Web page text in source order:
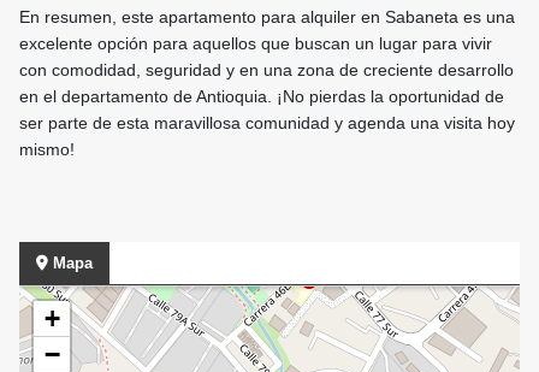
En resumen, este apartamento para alquiler en Sabaneta es una
excelente opción para aquellos que buscan un lugar para vivir
con comodidad, seguridad y en una zona de creciente desarrollo
en el departamento de Antioquia. ¡No pierdas la oportunidad de
ser parte de esta maravillosa comunidad y agenda una visita hoy
mismo!
Mapa
+
−